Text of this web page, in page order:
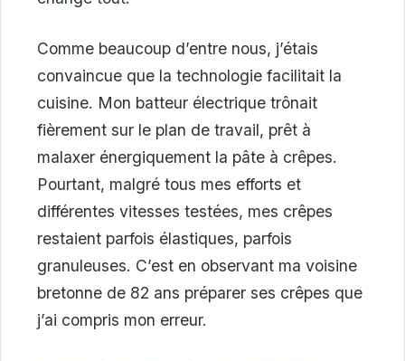
Comme beaucoup d’entre nous, j’étais
convaincue que la technologie facilitait la
cuisine. Mon batteur électrique trônait
fièrement sur le plan de travail, prêt à
malaxer énergiquement la pâte à crêpes.
Pourtant, malgré tous mes efforts et
différentes vitesses testées, mes crêpes
restaient parfois élastiques, parfois
granuleuses. C’est en observant ma voisine
bretonne de 82 ans préparer ses crêpes que
j’ai compris mon erreur.